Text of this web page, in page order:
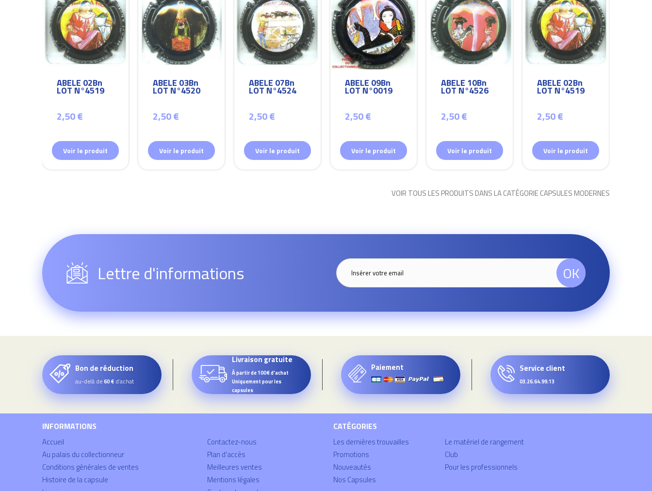
ABELE 02Bn
LOT N°4519
2,50 €
Voir le produit
ABELE 03Bn
LOT N°4520
2,50 €
Voir le produit
ABELE 07Bn
LOT N°4524
2,50 €
Voir le produit
ABELE 09Bn
LOT N°0019
2,50 €
Voir le produit
ABELE 10Bn
LOT N°4526
2,50 €
Voir le produit
ABELE 02Bn
LOT N°4519
2,50 €
Voir le produit
VOIR TOUS LES PRODUITS DANS LA CATÉGORIE CAPSULES MODERNES
Lettre d'informations OK
Bon de réduction
au-delà de60 € d’achat
Livraison gratuite
À partir de 100€ d'achat
Uniquement pour les
capsules
Paiement Service client
03.26.64.99.13
INFORMATIONS
Accueil
Au palais du collectionneur
Conditions générales de ventes
Histoire de la capsule
Contactez-nous
Plan d'accès
Meilleures ventes
Mentions légales
CATÉGORIES
Les dernières trouvailles
Promotions
Nouveautés
Nos Capsules
Le matériel de rangement
Club
Pour les professionnels